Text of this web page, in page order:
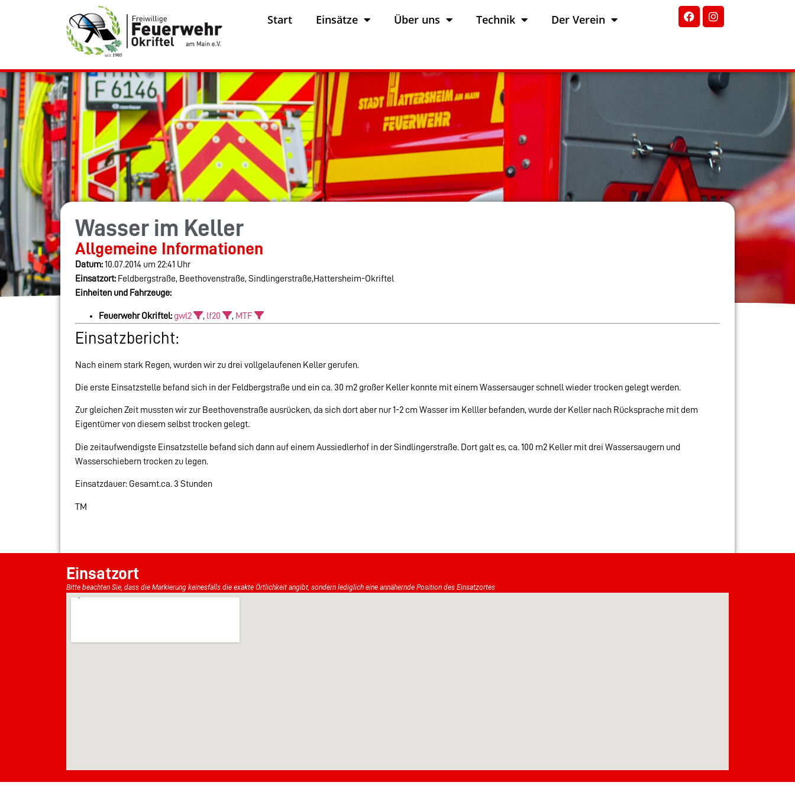
Start Einsätze Über uns Technik Der Verein
Wasser im Keller
Allgemeine Informationen
Datum:10.07.2014 um 22:41 Uhr
Einsatzort: Feldbergstraße, Beethovenstraße, Sindlingerstraße,Hattersheim-Okriftel
Einheiten und Fahrzeuge:
Feuerwehr Okriftel: gwl2 , lf20 , MTF
Einsatzbericht:
Nach einem stark Regen, wurden wir zu drei vollgelaufenen Keller gerufen.
Die erste Einsatzstelle befand sich in der Feldbergstraße und ein ca. 30 m2 großer Keller konnte mit einem Wassersauger schnell wieder trocken gelegt werden.
Zur gleichen Zeit mussten wir zur Beethovenstraße ausrücken, da sich dort aber nur 1-2 cm Wasser im Kelller befanden, wurde der Keller nach Rücksprache mit dem
Eigentümer von diesem selbst trocken gelegt.
Die zeitaufwendigste Einsatzstelle befand sich dann auf einem Aussiedlerhof in der Sindlingerstraße. Dort galt es, ca. 100 m2 Keller mit drei Wassersaugern und
Wasserschiebern trocken zu legen.
Einsatzdauer: Gesamt.ca. 3 Stunden
TM
Einsatzort
Bitte beachten Sie, dass die Markierung keinesfalls die exakte Örtlichkeit angibt, sondern lediglich eine annähernde Position des Einsatzortes